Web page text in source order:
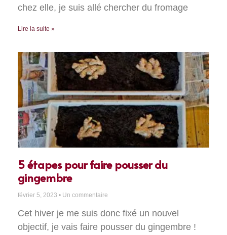
chez elle, je suis allé chercher du fromage
Lire la suite »
5 étapes pour faire pousser du
gingembre
février 5, 2023 Un commentaire
Cet hiver je me suis donc fixé un nouvel
objectif, je vais faire pousser du gingembre !